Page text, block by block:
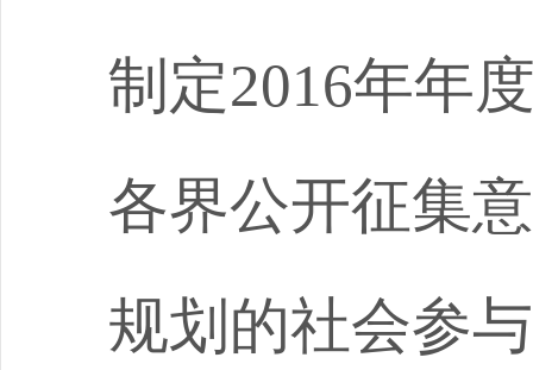
制定2016年年
各界公开征集
规划的社会参